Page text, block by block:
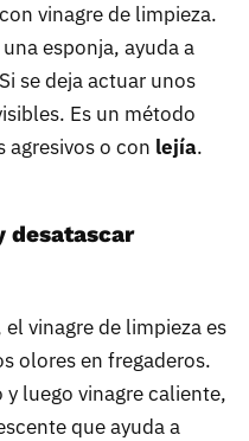
vinagre de limpieza.
esponja, ayuda a
se deja actuar unos
Es un método
agresivos o con lejía.
desatascar
vinagre de limpieza es
olores en fregaderos.
luego vinagre caliente,
que ayuda a